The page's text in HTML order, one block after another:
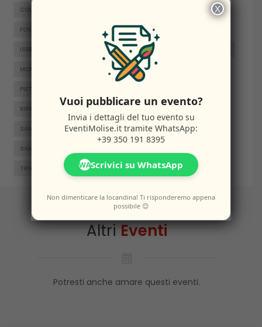
COLLE D'ANCHISE
FOSSALTO FROSOLONE GAMBATESA
ISERNIA LARINO MACCHIAGODENA
MONTENERO DI BISACCIA ORATINO
PIETRABBONDANTE
RIPALIMOSANI ROCCAMANDOLFI
SAN GIACOMO DEGLI SCHIAVONI SAN MASSIMO
SANTA CROCE DI MAGLIANO
TRIVENTO VENAFRO VINCHIATURO
AltriEventi
Potresti anche amare questi eventi.
×
Vuoi pubblicare un evento?
Invia i dettagli del tuo evento su
EventiMolise.it tramite WhatsApp:
+39 350 191 8395
WAScrivici su WhatsApp
Non dimenticare la locandina! Ti risponderemo appena
possibile 😊
X